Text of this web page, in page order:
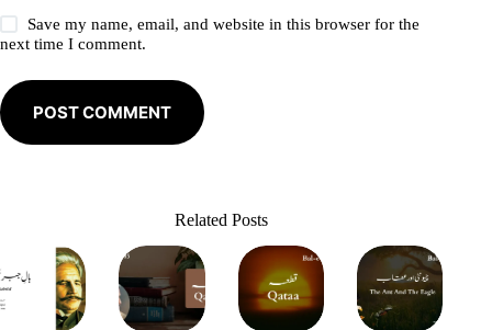
Save my name, email, and website in this browser for the
next time I comment.
POST COMMENT
Related Posts